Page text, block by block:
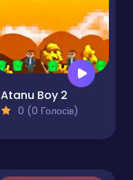
Atanu Boy 2
0 (0 Голосів)